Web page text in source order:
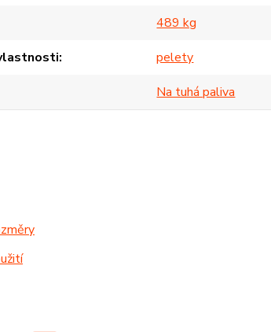
489 kg
pelety
Na tuhá paliva